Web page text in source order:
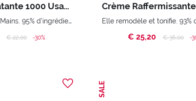
Crème Hydratante 1000 Usages All In One
Visage - Corps - Mains. 95% d’ingrédients d’origine naturelle
Price reduced from
€ 22,00to -30%
€ 25,20
Price
€ 36,00to -
SALE